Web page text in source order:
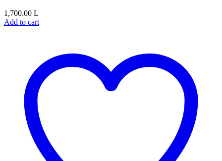
1,700.00 L
Add to cart